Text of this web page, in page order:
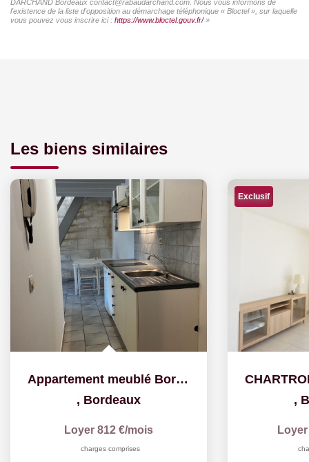
DARCHAND Bordeaux contact@rabaudarchand.com. Nous vous informons de
l'existence de la liste d'opposition au démarchage téléphonique « Bloctel », sur laquelle
vous pouvez vous inscrire ici : https://www.bloctel.gouv.fr/»
Les biens similaires
Appartement meublé Bordeaux 1 pièce(s) 26.74 m2
, Bordeaux
Loyer 812 €/mois
charges comprises
Exclusif
,